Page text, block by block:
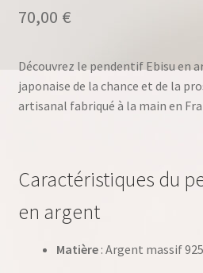
70,00 €
Découvrez le pendentif Ebisu en
japonaise de la chance et de la
artisanal fabriqué à la main en
Caractéristiques du
en argent
Matière: Argent massif 925